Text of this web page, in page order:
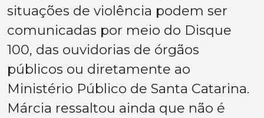
situações de violência podem ser
comunicadas por meio do Disque
100, das ouvidorias de órgãos
públicos ou diretamente ao
Ministério Público de Santa Catarina.
Márcia ressaltou ainda que não é